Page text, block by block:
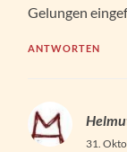
Gelungen
ANTWORTEN
31.